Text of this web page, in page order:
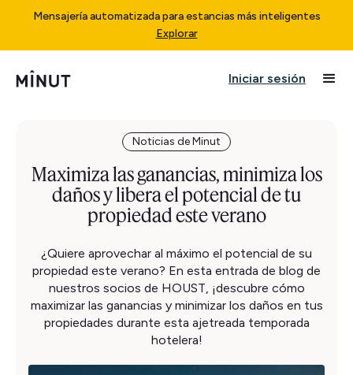
Mensajería automatizada para estancias más inteligentes
Explorar
Iniciar sesión
Noticias de Minut
Maximiza las ganancias, minimiza los
daños y libera el potencial de tu
propiedad este verano
¿Quiere aprovechar al máximo el potencial de su
propiedad este verano? En esta entrada de blog de
nuestros socios de HOUST, ¡descubre cómo
maximizar las ganancias y minimizar los daños en tus
propiedades durante esta ajetreada temporada
hotelera!